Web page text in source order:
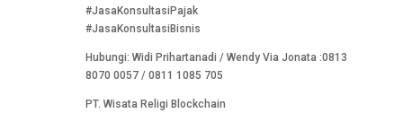
#JasaKonsultasiPajak
#JasaKonsultasiBisnis
Hubungi: Widi Prihartanadi / Wendy Via Jonata :0813
8070 0057 / 0811 1085 705
PT. Wisata Religi Blockchain